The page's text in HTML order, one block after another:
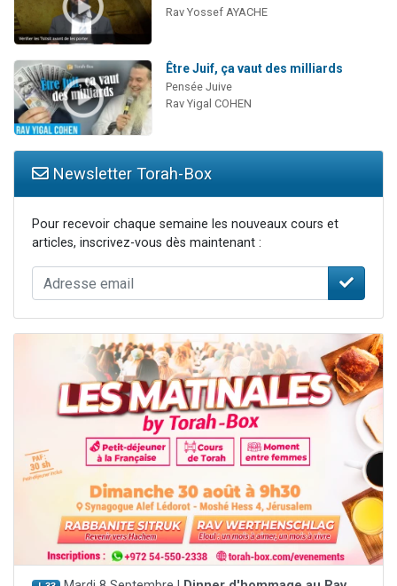
Rav Yossef AYACHE
Être Juif, ça vaut des milliards
Pensée Juive
Rav Yigal COHEN
Newsletter Torah-Box
Pour recevoir chaque semaine les nouveaux cours et
articles, inscrivez-vous dès maintenant :